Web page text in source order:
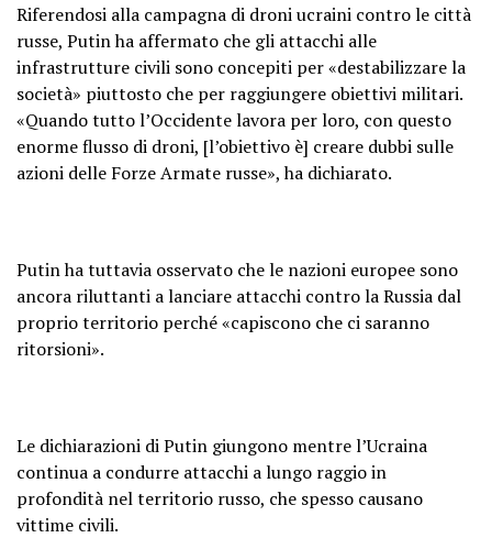
Riferendosi alla campagna di droni ucraini contro le città
russe, Putin ha affermato che gli attacchi alle
infrastrutture civili sono concepiti per «destabilizzare la
società» piuttosto che per raggiungere obiettivi militari.
«Quando tutto l’Occidente lavora per loro, con questo
enorme flusso di droni, [l’obiettivo è] creare dubbi sulle
azioni delle Forze Armate russe», ha dichiarato.
Putin ha tuttavia osservato che le nazioni europee sono
ancora riluttanti a lanciare attacchi contro la Russia dal
proprio territorio perché «capiscono che ci saranno
ritorsioni».
Le dichiarazioni di Putin giungono mentre l’Ucraina
continua a condurre attacchi a lungo raggio in
profondità nel territorio russo, che spesso causano
vittime civili.